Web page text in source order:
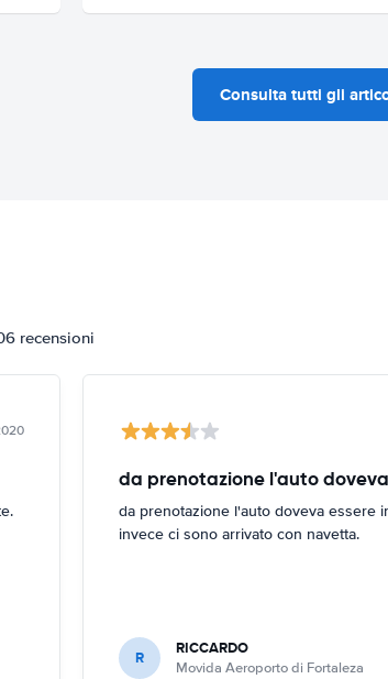
Consulta tutti gli
recensioni
da prenotazione l'auto
da prenotazione l'auto doveva essere
invece ci sono arrivato con navetta.
R RICCARDO
Movida Aeroporto di Fortaleza